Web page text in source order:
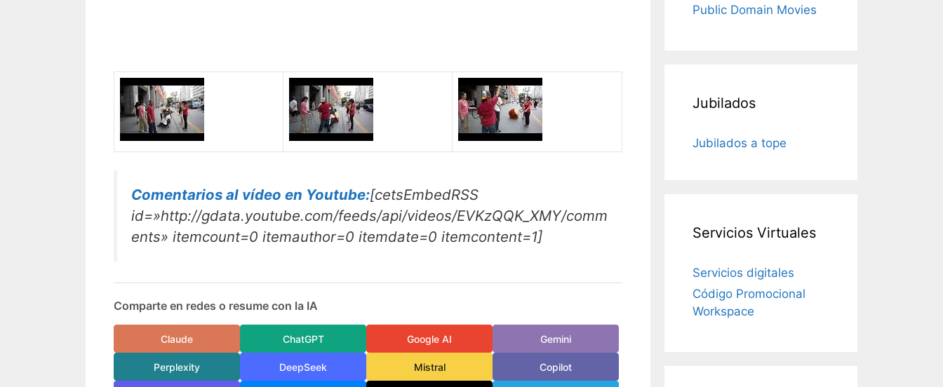
Comentarios al vídeo en Youtube:[cetsEmbedRSS
id=»http://gdata.youtube.com/feeds/api/videos/EVKzQQK_XMY/comm
ents» itemcount=0 itemauthor=0 itemdate=0 itemcontent=1]
Comparte en redes o resume con la IA
Claude ChatGPT Google AI Gemini
Perplexity DeepSeek Mistral Copilot
Public Domain Movies
Jubilados
Jubilados a tope
Servicios Virtuales
Servicios digitales
Código Promocional
Workspace